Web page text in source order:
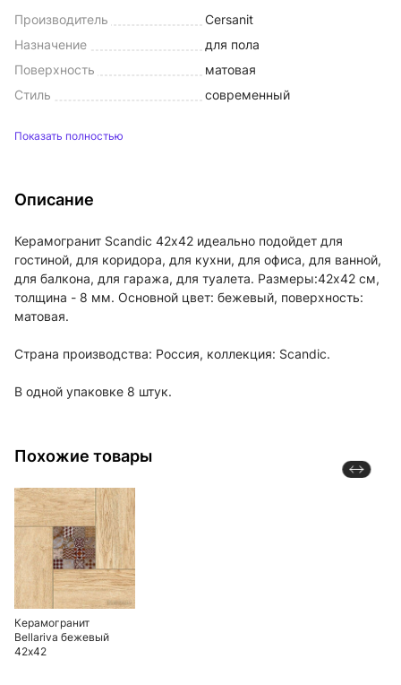
Производитель
Cersanit
Назначение
для пола
Поверхность
матовая
Стиль
современный
Показать полностью
Описание
Керамогранит Scandic 42х42 идеально подойдет для
гостиной, для коридора, для кухни, для офиса, для ванной,
для балкона, для гаража, для туалета. Размеры:42x42 см,
толщина - 8 мм. Основной цвет: бежевый, поверхность:
матовая.
Страна производства: Россия, коллекция: Scandic.
В одной упаковке 8 штук.
Похожие товары
Керамогранит
Bellariva бежевый
42х42